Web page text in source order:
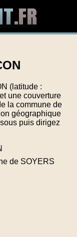
(latitude :
une couverture
la commune de
géographique
puis dirigez
de SOYERS